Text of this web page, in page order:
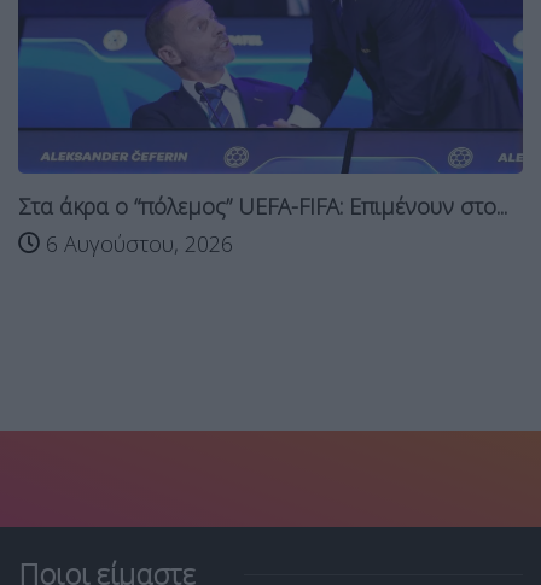
άκρα ο “πόλεμος” UEFA-FIFA: Επιμένουν στο...
6 Αυγούστου, 2026
Ποιοι είμαστε